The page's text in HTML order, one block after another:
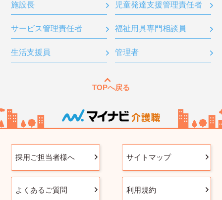
施設長 児童発達支援管理責任者
サービス管理責任者 福祉用具専門相談員
生活支援員 管理者
TOPへ戻る
採用ご担当者様へ サイトマップ
よくあるご質問 利用規約